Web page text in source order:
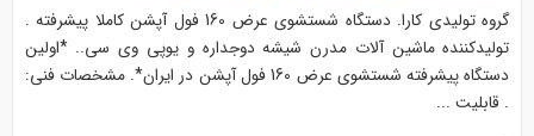
گروه تولیدی کارا. دستگاه شستشوی عرض 160 فول آپشن کاملا پیشرفته .
تولیدکننده ماشین آلات مدرن شیشه دوجداره و یوپی وی سی.. *اولین
دستگاه پیشرفته شستشوی عرض 160 فول آپشن در ایران*. مشخصات فنی:
. قابلیت ...